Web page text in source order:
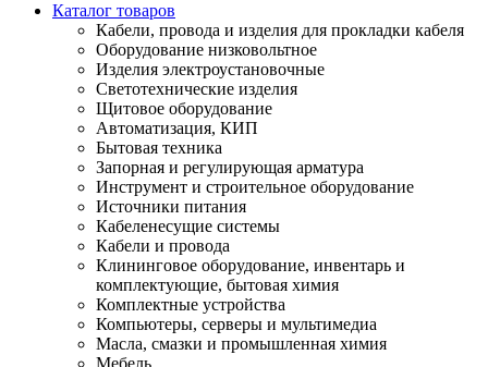
Каталог товаров
Кабели, провода и изделия для прокладки кабеля
Оборудование низковольтное
Изделия электроустановочные
Светотехнические изделия
Щитовое оборудование
Автоматизация, КИП
Бытовая техника
Запорная и регулирующая арматура
Инструмент и строительное оборудование
Источники питания
Кабеленесущие системы
Кабели и провода
Клининговое оборудование, инвентарь и
комплектующие, бытовая химия
Комплектные устройства
Компьютеры, серверы и мультимедиа
Масла, смазки и промышленная химия